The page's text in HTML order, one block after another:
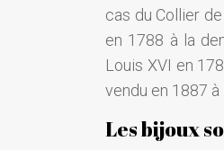
cas du Collier
en 1788 à la
Louis XVI en
vendu en 1887 à
Les bijoux